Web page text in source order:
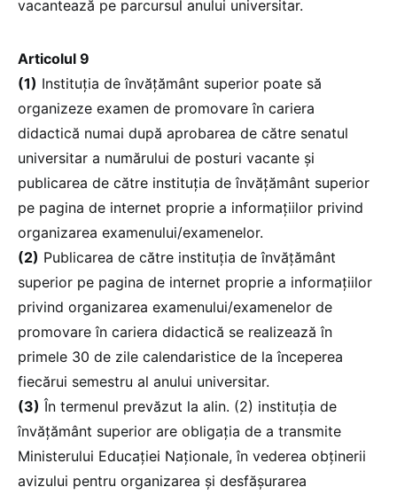
vacantează pe parcursul anului universitar.
Articolul 9
(1) Instituția de învățământ superior poate să
organizeze examen de promovare în cariera
didactică numai după aprobarea de către senatul
universitar a numărului de posturi vacante și
publicarea de către instituția de învățământ superior
pe pagina de internet proprie a informațiilor privind
organizarea examenului/examenelor.
(2) Publicarea de către instituția de învățământ
superior pe pagina de internet proprie a informațiilor
privind organizarea examenului/examenelor de
promovare în cariera didactică se realizează în
primele 30 de zile calendaristice de la începerea
fiecărui semestru al anului universitar.
(3) În termenul prevăzut la alin. (2) instituția de
învățământ superior are obligația de a transmite
Ministerului Educației Naționale, în vederea obținerii
avizului pentru organizarea și desfășurarea